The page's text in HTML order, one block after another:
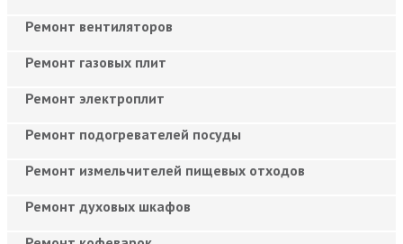
Ремонт вентиляторов
Ремонт газовых плит
Ремонт электроплит
Ремонт подогревателей посуды
Ремонт измельчителей пищевых отходов
Ремонт духовых шкафов